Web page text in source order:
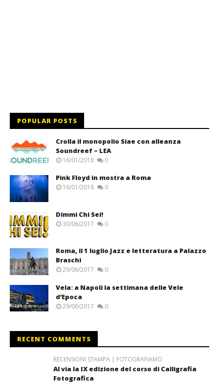
POPULAR POSTS
Crolla il monopolio Siae con alleanza
Soundreef – LEA
16/01/2018 0
Pink Floyd in mostra a Roma
16/01/2018 0
Dimmi Chi Sei!
30/06/2017 0
Roma, il 1 luglio Jazz e letteratura a Palazzo
Braschi
29/06/2017 0
Vela: a Napoli la settimana delle Vele
d’Epoca
29/06/2017 0
RECENT COMMENTS
RECENSIONI STAMPA | FOTOGRAFIAMO
Al via la IX edizione del corso di Calligrafia
Fotografica